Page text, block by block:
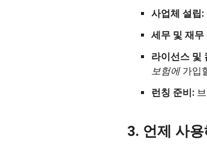
사업체 설립:
세무 및 재무
라이선스 및
보험에가입
런칭 준비:
3. 언제 사